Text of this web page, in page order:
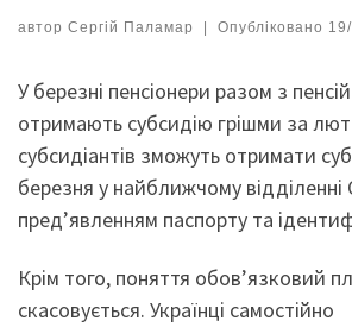
автор Сергій Паламар | Опубліковано
У березні пенсіонери разом з
отримають субсидію грішми за
субсидіантів зможуть отримати
березня у найближчому
пред’явленням паспорту та
Крім того, поняття обов’язковий
скасовується. Українці самостійно